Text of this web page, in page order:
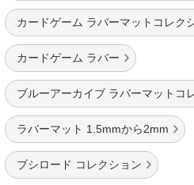
カードゲーム ラバーマットコレク
カードゲーム ラバー
ブルーアーカイブ ラバーマットコ
ラバーマット 1.5mmから2mm
ブシロード コレクション